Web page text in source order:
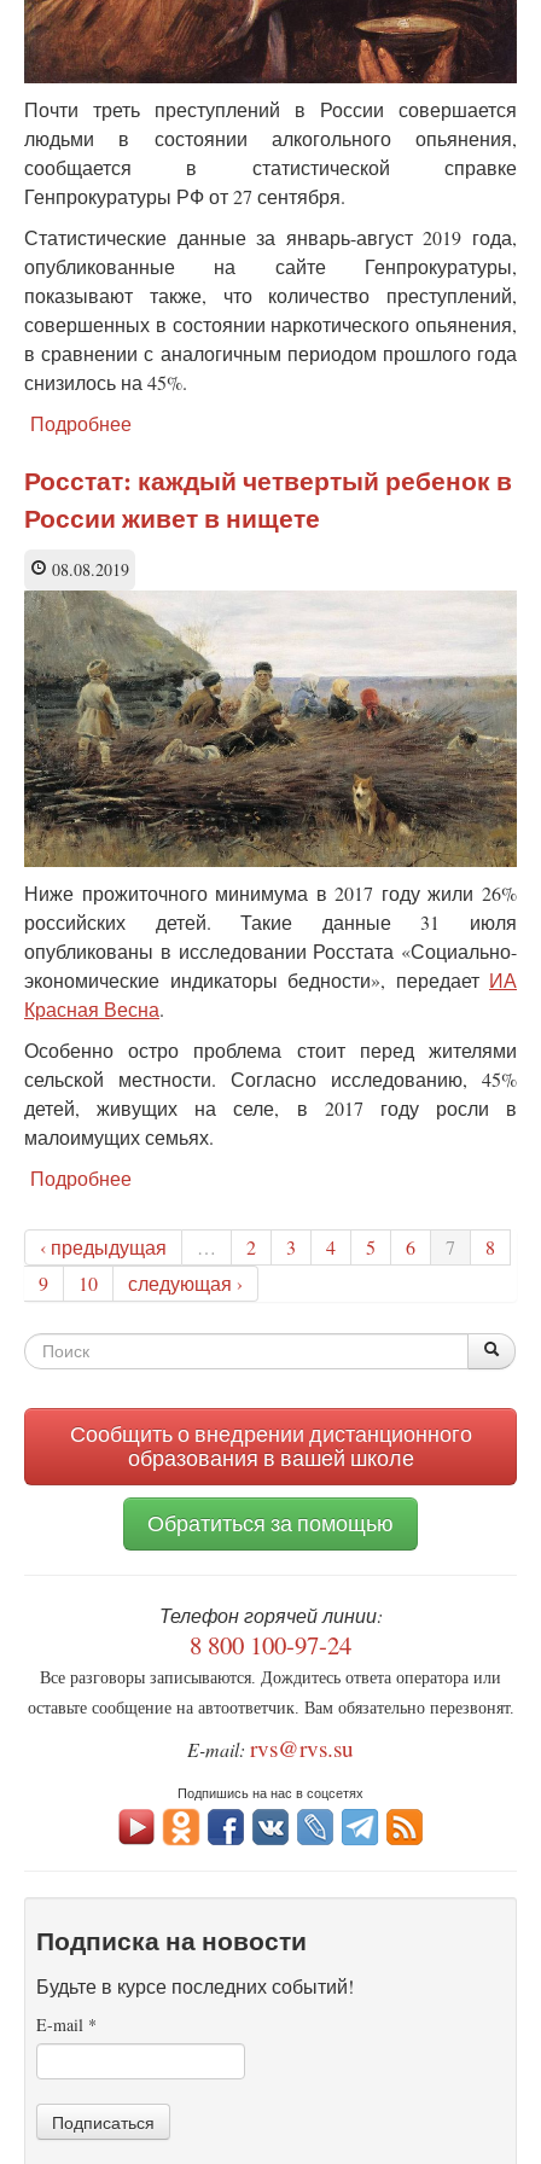
Почти треть преступлений в России совершается
людьми в состоянии алкогольного опьянения,
сообщается в статистической справке
Генпрокуратуры РФ от 27 сентября.
Статистические данные за январь-август 2019 года,
опубликованные на сайте Генпрокуратуры,
показывают также, что количество преступлений,
совершенных в состоянии наркотического опьянения,
в сравнении с аналогичным периодом прошлого года
снизилось на 45%.
Подробнее
Генпрокуратуре
подсчитали
долю
по
пьянке
Росстат: каждый четвертый ребенок в
России живет в нищете
08.08.2019
Ниже прожиточного минимума в 2017 году жили 26%
российских детей. Такие данные 31 июля
опубликованы в исследовании Росстата «Социально-
экономические индикаторы бедности», передает ИА
Красная Весна.
Особенно остро проблема стоит перед жителями
сельской местности. Согласно исследованию, 45%
детей, живущих на селе, в 2017 году росли в
малоимущих семьях.
Подробнее
каждый
четвертый
ребенок
в
в
‹ предыдущая … 2 3 4 5 6 7
8
9
10 следующая ›
Форма
Сообщить о внедрении дистанционного
образования в вашей школе
Обратиться за помощью
Телефон горячей линии:
8 800 100-97-24
Все разговоры записываются. Дождитесь ответа оператора или
оставьте сообщение на автоответчик. Вам обязательно перезвонят.
E-mail: rvs@rvs.su
Подпишись на нас в соцсетях
Подписка на новости
Будьте в курсе последних событий!
E-mail *
Подписаться